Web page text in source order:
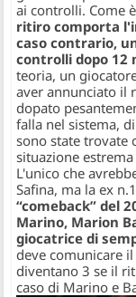
ai controlli. Come
ritiro comporta
caso contrario,
controlli dopo 12
teoria, un
aver annunciato il
dopato
falla nel sistema,
sono state trovate
situazione
L'unico che
Safina, ma la ex
“comeback” del
Marino, Marion
giocatrice di
deve comunicare
diventano 3 se il
caso di Marino e